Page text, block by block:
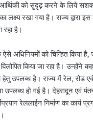
को सुदृढ़ करने के लिये
लक्ष्य रखा गया है। राज्य द्वारा
है।
अधिनियमों को चिन्हित किया
किया जा रहा है।
हेतु उपलब्ध है। राज्य में रेल, रोड
उपलब्ध हो गई है। देहरादून एवं
रेललाईन निर्माण का कार्य